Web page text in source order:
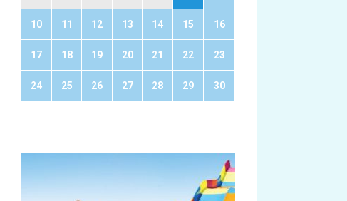
10 11 12 13 14 15 16
17 18 19 20 21 22 23
24 25 26 27 28 29 30